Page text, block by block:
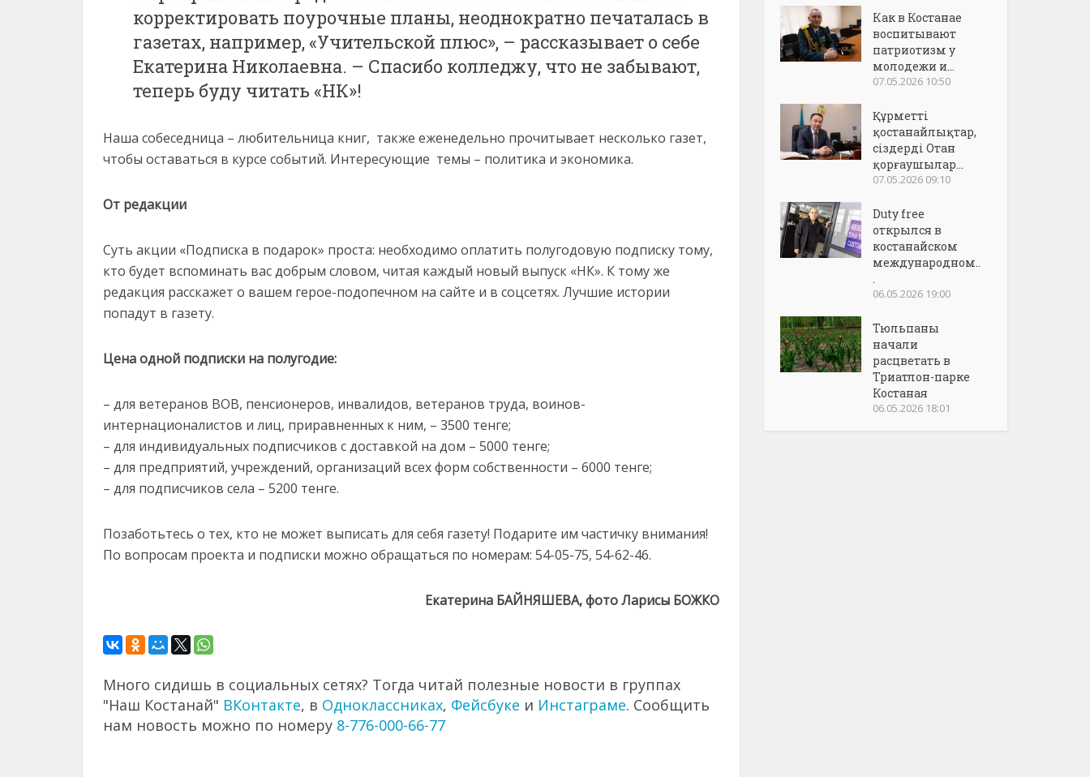
корректировать поурочные планы, неоднократно печаталась в
газетах, например, «Учительской плюс», – рассказывает о себе
Екатерина Николаевна. – Спасибо колледжу, что не забывают,
теперь буду читать «НК»!
Наша собеседница – любительница книг, также еженедельно прочитывает несколько газет,
чтобы оставаться в курсе событий. Интересующие темы – политика и экономика.
От редакции
Суть акции «Подписка в подарок» проста: необходимо оплатить полугодовую подписку тому,
кто будет вспоминать вас добрым словом, читая каждый новый выпуск «НК». К тому же
редакция расскажет о вашем герое-подопечном на сайте и в соцсетях. Лучшие истории
попадут в газету.
Цена одной подписки на полугодие:
– для ветеранов ВОВ, пенсионеров, инвалидов, ветеранов труда, воинов-
интернационалистов и лиц, приравненных к ним, – 3500 тенге;
– для индивидуальных подписчиков с доставкой на дом – 5000 тенге;
– для предприятий, учреждений, организаций всех форм собственности – 6000 тенге;
– для подписчиков села – 5200 тенге.
Позаботьтесь о тех, кто не может выписать для себя газету! Подарите им частичку внимания!
По вопросам проекта и подписки можно обращаться по номерам: 54-05-75, 54-62-46.
Екатерина БАЙНЯШЕВА, фото Ларисы БОЖКО
Много сидишь в социальных сетях? Тогда читай полезные новости в группах
"Наш Костанай" ВКонтакте, в Одноклассниках, Фейсбуке и Инстаграме. Сообщить
нам новость можно по номеру 8-776-000-66-77
Как в Костанае
воспитывают
патриотизм у
молодежи и...
07.05.2026 10:50
Құрметті
қостанайлықтар,
сіздерді Отан
қорғаушылар...
07.05.2026 09:10
Duty free
открылся в
костанайском
международном..
.
06.05.2026 19:00
Тюльпаны
начали
расцветать в
Триатлон-парке
Костаная
06.05.2026 18:01